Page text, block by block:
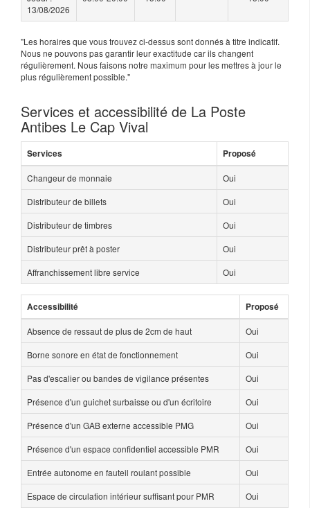
13/08/2026
"Les horaires que vous trouvez ci-dessus sont donnés à titre indicatif.
Nous ne pouvons pas garantir leur exactitude car ils changent
régulièrement. Nous faisons notre maximum pour les mettres à jour le
plus régulièrement possible."
Services et accessibilité de La Poste
Antibes Le Cap Vival
Services Proposé
Changeur de monnaie
Oui
Distributeur de billets
Oui
Distributeur de timbres
Oui
Distributeur prêt à poster
Oui
Affranchissement libre service
Oui
Accessibilité Proposé
Absence de ressaut de plus de 2cm de haut
Oui
Borne sonore en état de fonctionnement
Oui
Pas d'escalier ou bandes de vigilance présentes
Oui
Présence d'un guichet surbaisse ou d'un écritoire
Oui
Présence d'un GAB externe accessible PMG
Oui
Présence d'un espace confidentiel accessible PMR
Oui
Entrée autonome en fauteil roulant possible
Oui
Espace de circulation intérieur suffisant pour PMR
Oui